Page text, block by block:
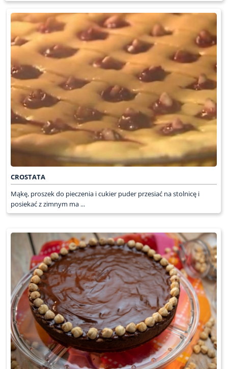
CROSTATA
Mąkę, proszek do pieczenia i cukier puder przesiać na stolnicę i
posiekać z zimnym ma ...